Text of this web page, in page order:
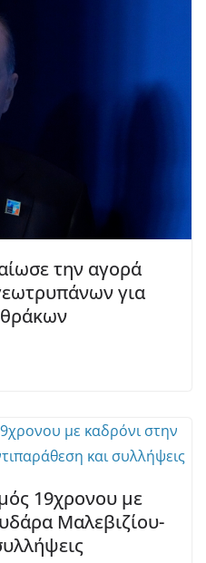
την αγορά
για
19χρονου με
Μαλεβιζίου-